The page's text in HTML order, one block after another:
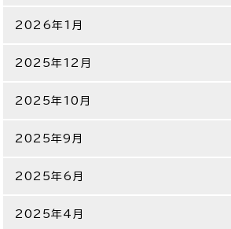
2026年1月
2025年12月
2025年10月
2025年9月
2025年6月
2025年4月